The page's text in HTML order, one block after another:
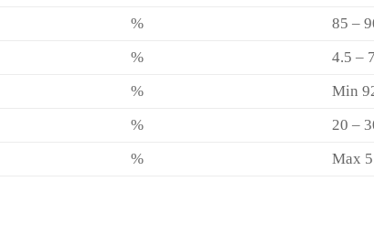
%
85 –
%
4.5 – 7
%
Min
%
20 –
% Max